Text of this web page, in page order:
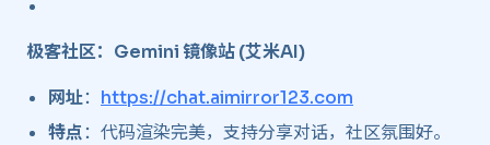
极客社区：Gemini 镜像站 (艾米AI)
网址： https://chat.aimirror123.com
特点：代码渲染完美，支持分享对话，社区氛围好。